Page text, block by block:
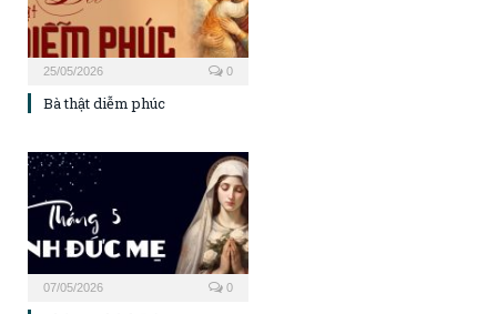
25/05/2026 0
Bà thật diễm phúc
07/05/2026 0